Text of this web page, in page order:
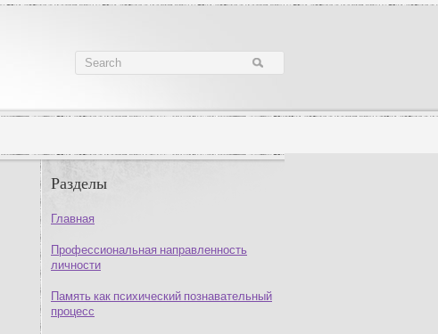
Разделы
Главная
Профессиональная направленность
личности
Память как психический познавательный
процесс